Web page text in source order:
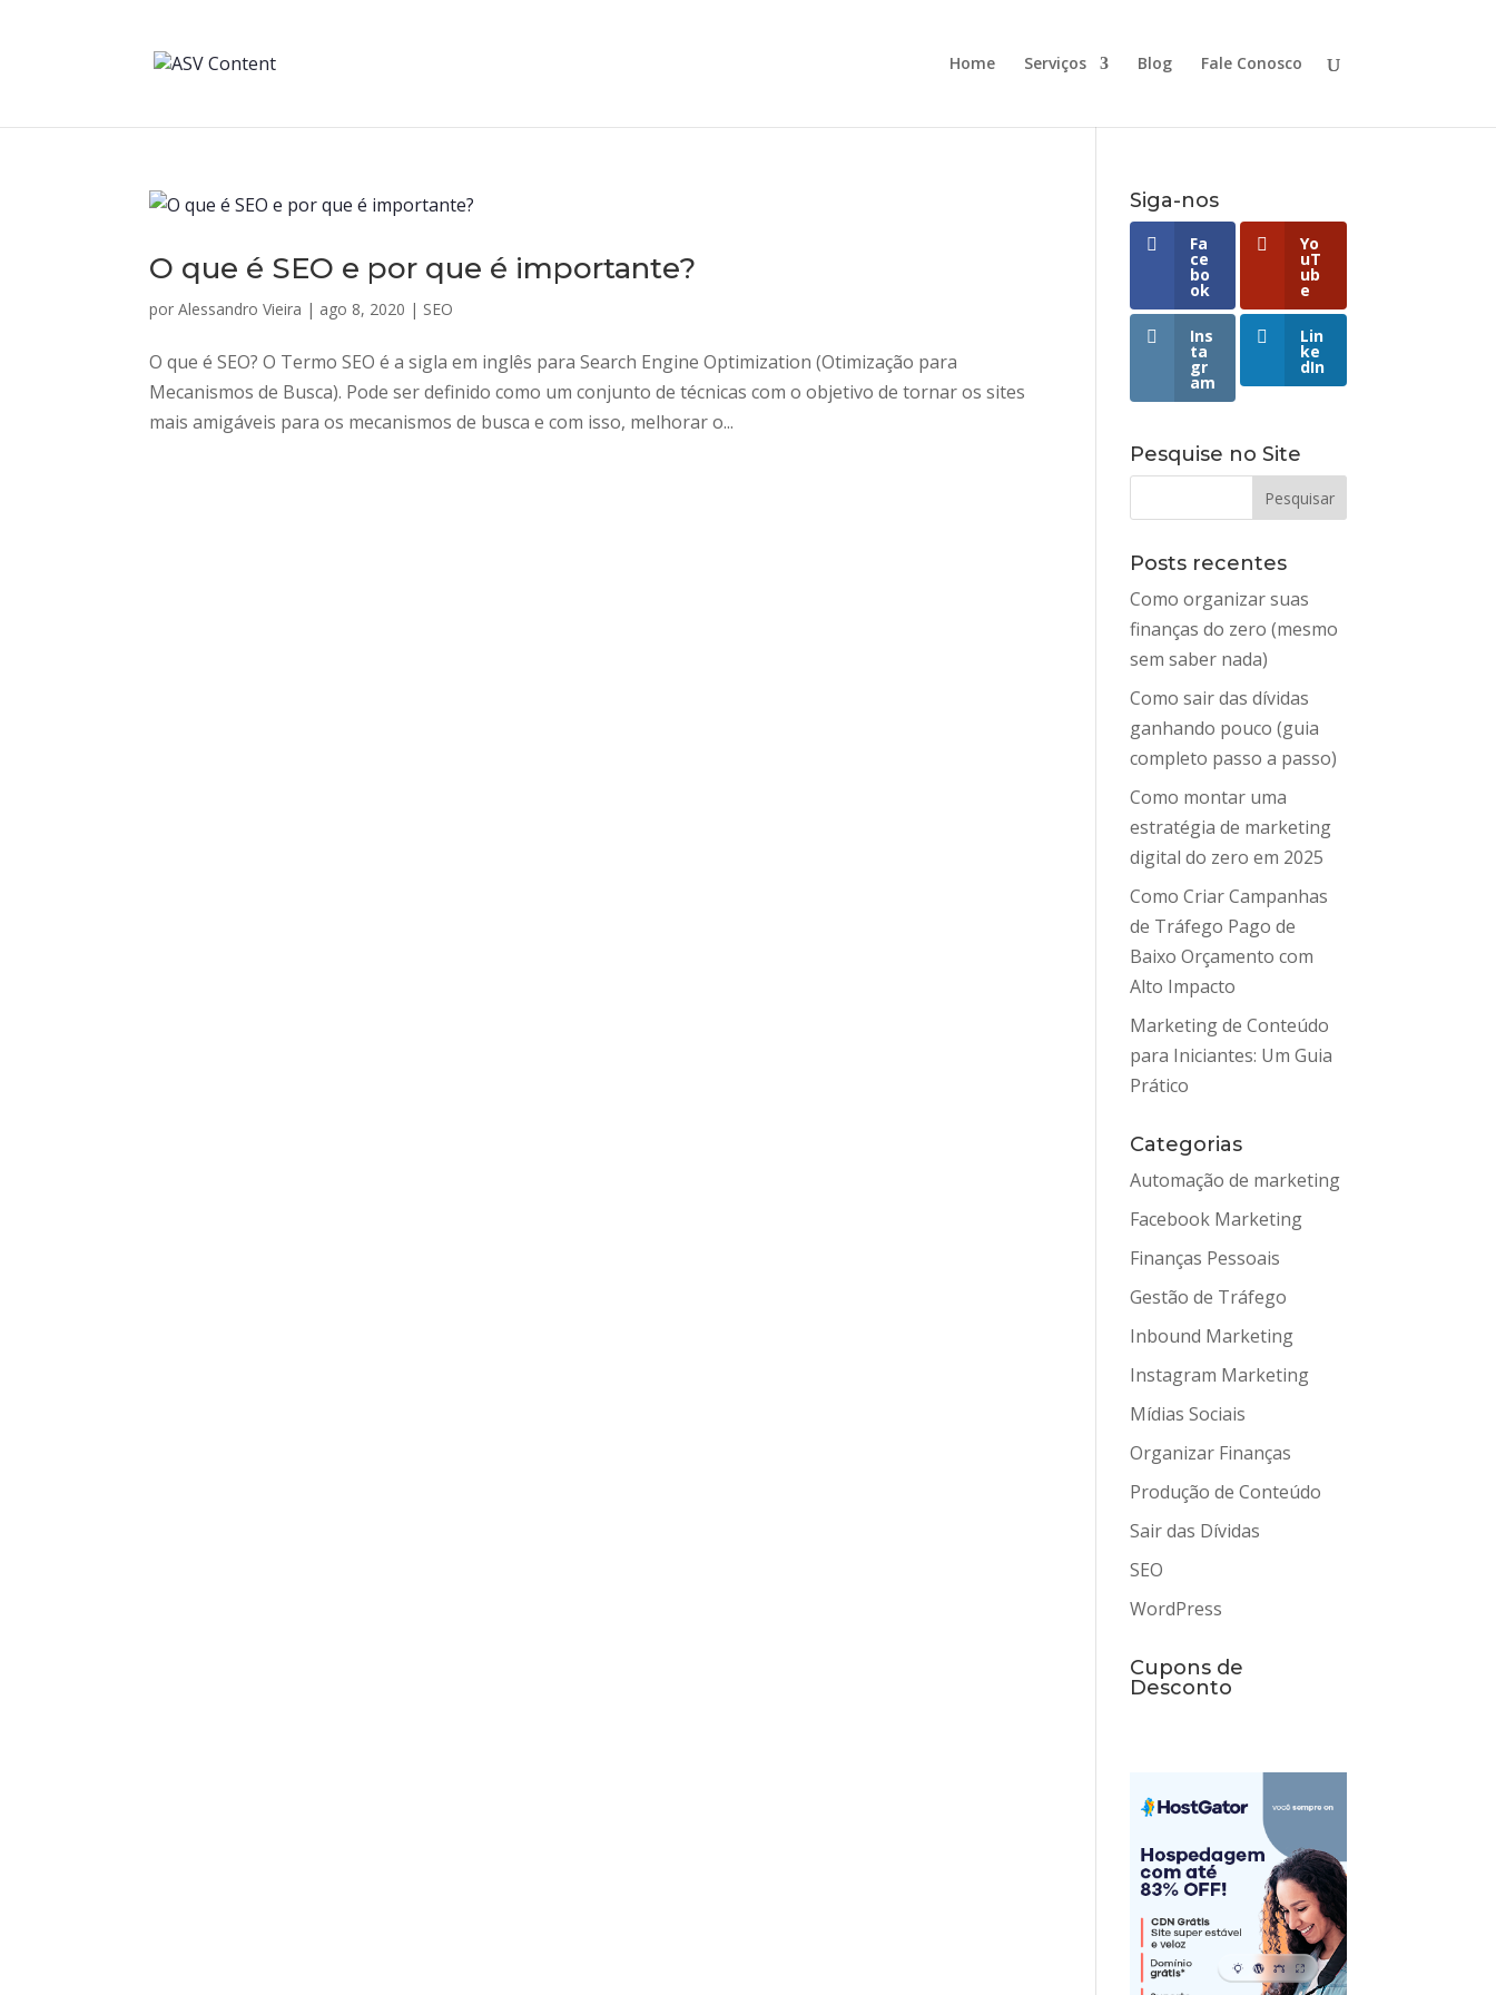
Home Serviços Blog Fale Conosco
O que é SEO e por que é importante?
porAlessandro Vieira | ago 8, 2020 | SEO
O que é SEO? O Termo SEO é a sigla em inglês para Search Engine Optimization (Otimização para
Mecanismos de Busca). Pode ser definido como um conjunto de técnicas com o objetivo de tornar os sites
mais amigáveis para os mecanismos de busca e com isso, melhorar o...
Siga-nos
Fa
ce
bo
ok
Yo
uT
ub
e
Ins
ta
gr
am
Lin
ke
dIn
Pesquise no Site
Posts recentes
Como organizar suas
finanças do zero (mesmo
sem saber nada)
Como sair das dívidas
ganhando pouco (guia
completo passo a passo)
Como montar uma
estratégia de marketing
digital do zero em 2025
Como Criar Campanhas
de Tráfego Pago de
Baixo Orçamento com
Alto Impacto
Marketing de Conteúdo
para Iniciantes: Um Guia
Prático
Categorias
Automação de marketing
Facebook Marketing
Finanças Pessoais
Gestão de Tráfego
Inbound Marketing
Instagram Marketing
Mídias Sociais
Organizar Finanças
Produção de Conteúdo
Sair das Dívidas
SEO
WordPress
Cupons de
Desconto